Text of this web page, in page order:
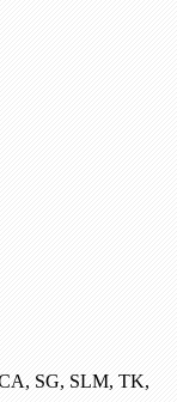
SG, SLM, TK,